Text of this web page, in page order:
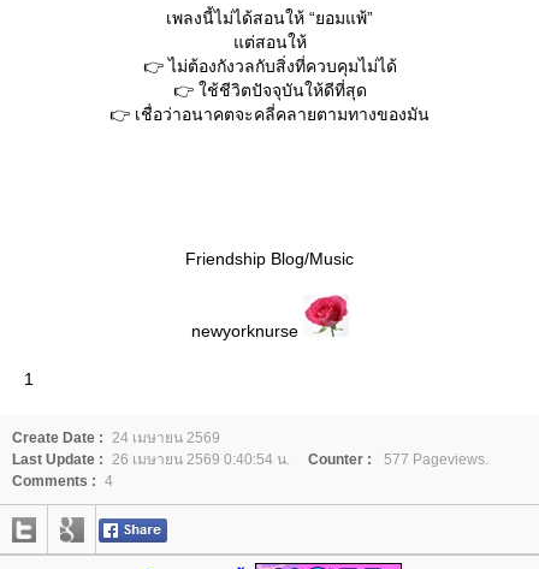
เพลงนี้ไม่ได้สอนให้ “ยอมแพ้”
ต่สอนให้
👉 ไม่ต้องกังวลกับสิ่งที่ควบคุมไม่ได้
👉 ใช้ชีวิตปัจจุบันให้ดีที่สุด
👉 เชื่อว่าอนาคตจะคลี่คลายตามทางของมัน
Friendship Blog/Music
newyorknurse
1
Create Date : 24 เมษายน 2569
Last Update : 26 เมษายน 2569 0:40:54 น. Counter :
577 Pageviews.
Comments : 4